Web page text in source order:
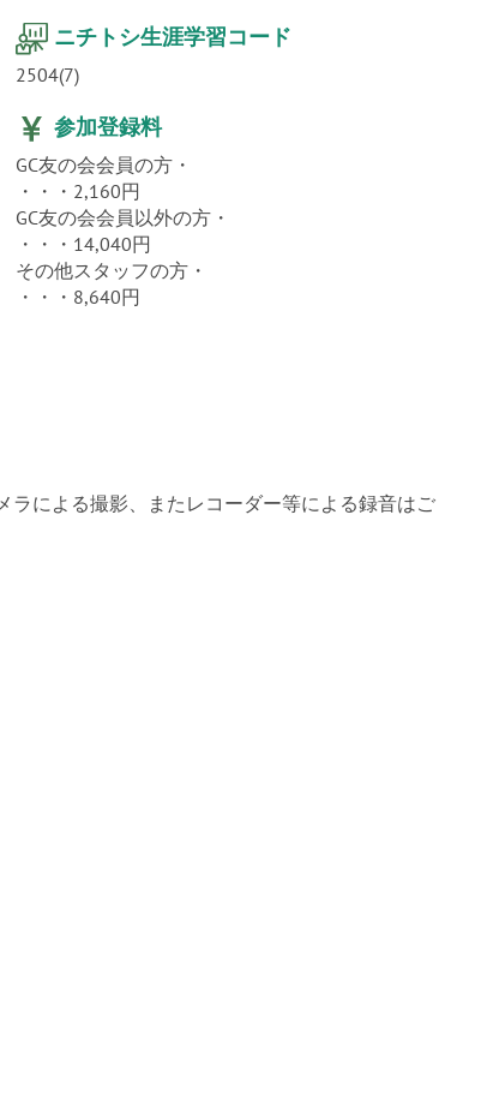
ニチトシ生涯学習コード
2504(7)
参加登録料
GC友の会会員の方・
・・・2,160円
GC友の会会員以外の方・
・・・14,040円
その他スタッフの方・
・・・8,640円
による撮影、またレコーダー等による録音はご